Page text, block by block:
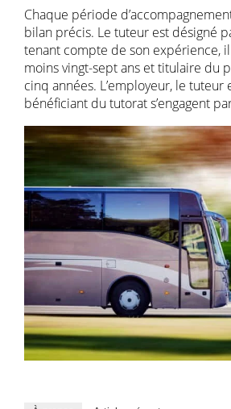
Chaque période
bilan précis. Le tuteur est désigné
tenant compte de son expérience, il
moins vingt-sept ans et titulaire du
cinq années. L’employeur, le
bénéficiant du tutorat s’engagent